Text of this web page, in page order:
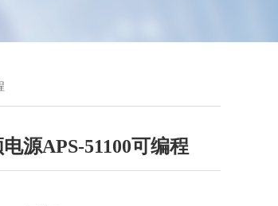
源APS-51100可编程